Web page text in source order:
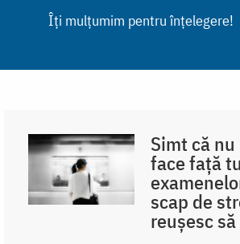
Îți mulțumim pentru înțelegere!
Simt că
face față
scap de
reușesc